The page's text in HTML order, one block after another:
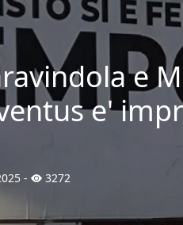
e
e'
- 3272